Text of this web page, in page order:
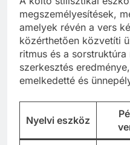
megszemélyesítések,
amelyek révén a vers
közérthetően közvetíti
ritmus és a
szerkesztés
emelkedetté és
Nyelvi eszköz